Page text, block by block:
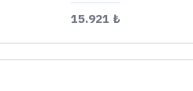
15.921 ₺